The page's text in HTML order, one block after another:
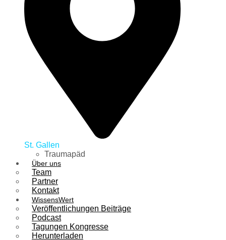
St. Gallen
Traumapäd
Über uns
Team
Partner
Kontakt
WissensWert
Veröffentlichungen Beiträge
Podcast
Tagungen Kongresse
Herunterladen